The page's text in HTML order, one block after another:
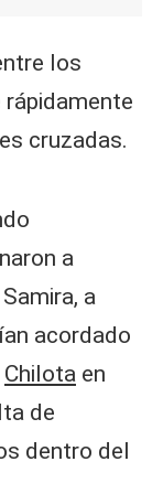
los
rápidamente
cruzadas.
a
a
acordado
Chilota en
de
dentro del